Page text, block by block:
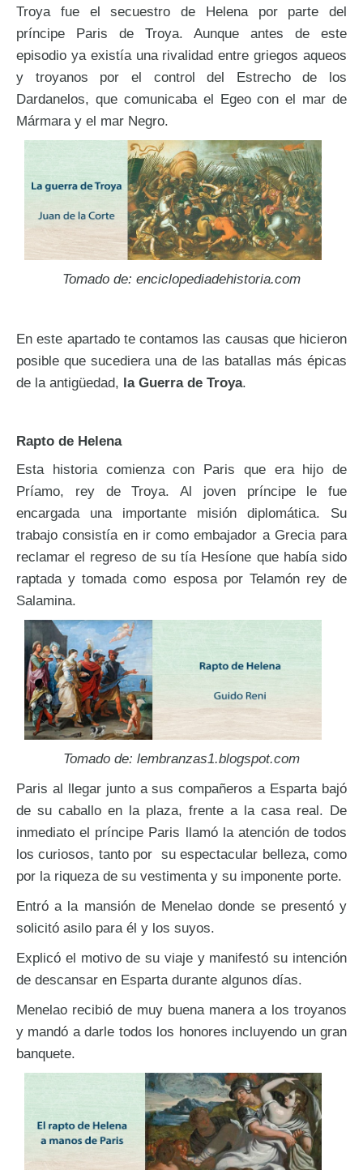
Troya fue el secuestro de Helena por parte del
príncipe Paris de Troya. Aunque antes de este
episodio ya existía una rivalidad entre griegos aqueos
y troyanos por el control del Estrecho de los
Dardanelos, que comunicaba el Egeo con el mar de
Mármara y el mar Negro.
Tomado de: enciclopediadehistoria.com
En este apartado te contamos las causas que hicieron
posible que sucediera una de las batallas más épicas
de la antigüedad, la Guerra de Troya.
Rapto de Helena
Esta historia comienza con Paris que era hijo de
Príamo, rey de Troya. Al joven príncipe le fue
encargada una importante misión diplomática. Su
trabajo consistía en ir como embajador a Grecia para
reclamar el regreso de su tía Hesíone que había sido
raptada y tomada como esposa por Telamón rey de
Salamina.
Tomado de: lembranzas1.blogspot.com
Paris al llegar junto a sus compañeros a Esparta bajó
de su caballo en la plaza, frente a la casa real. De
inmediato el príncipe Paris llamó la atención de todos
los curiosos, tanto por su espectacular belleza, como
por la riqueza de su vestimenta y su imponente porte.
Entró a la mansión de Menelao donde se presentó y
solicitó asilo para él y los suyos.
Explicó el motivo de su viaje y manifestó su intención
de descansar en Esparta durante algunos días.
Menelao recibió de muy buena manera a los troyanos
y mandó a darle todos los honores incluyendo un gran
banquete.